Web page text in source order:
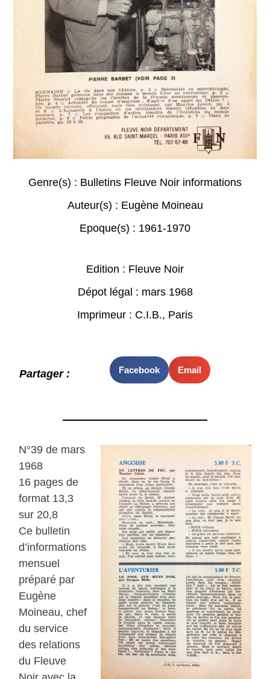
Genre(s) : Bulletins Fleuve Noir informations
Auteur(s) : Eugène Moineau
Epoque(s) : 1961-1970
Edition : Fleuve Noir
Dépot légal : mars 1968
Imprimeur : C.I.B., Paris
Partager : Facebook Email
N°39 de mars
1968
16 pages de
format 13,3
sur 20,8
Ce bulletin
d’informations
mensuel
préparé par
Eugène
Moineau, chef
du service
des relations
du Fleuve